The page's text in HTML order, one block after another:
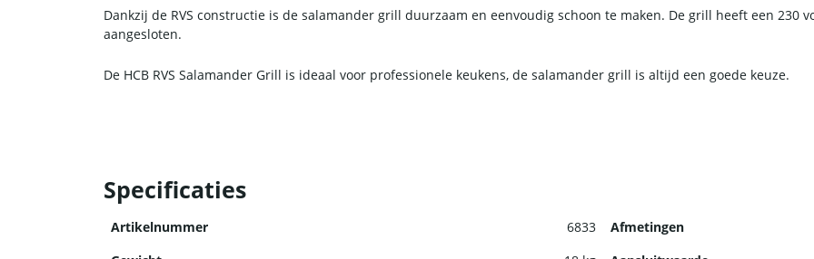
Dankzij de RVS constructie is de salamander grill duurzaam en eenvoudig schoon te maken. De grill heeft een 230
aangesloten.
De HCB RVS Salamander Grill is ideaal voor professionele keukens, de salamander grill is altijd een goede keuze.
Specificaties
Artikelnummer 6833 Afmetingen